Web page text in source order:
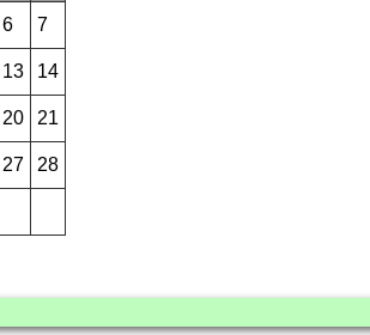
6 7
13 14
20 21
27 28